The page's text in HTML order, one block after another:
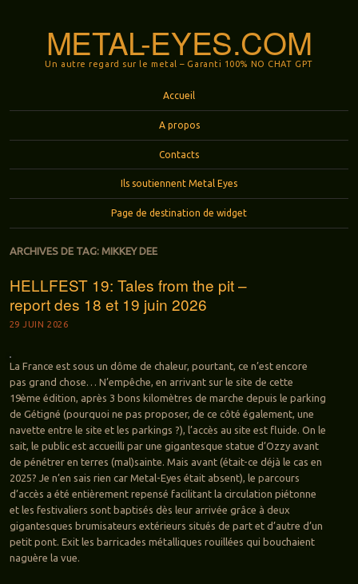
METAL-EYES.COM
Un autre regard sur le metal – Garanti 100% NO CHAT GPT
Accueil
A propos
Contacts
Ils soutiennent Metal Eyes
Page de destination de widget
ARCHIVES DE TAG: MIKKEY DEE
HELLFEST 19: Tales from the pit –
report des 18 et 19 juin 2026
29 JUIN 2026
La France est sous un dôme de chaleur, pourtant, ce n’est encore
pas grand chose… N’empêche, en arrivant sur le site de cette
19ème édition, après 3 bons kilomètres de marche depuis le parking
de Gétigné (pourquoi ne pas proposer, de ce côté également, une
navette entre le site et les parkings ?), l’accès au site est fluide. On le
sait, le public est accueilli par une gigantesque statue d’Ozzy avant
de pénétrer en terres (mal)sainte. Mais avant (était-ce déjà le cas en
2025? Je n’en sais rien car Metal-Eyes était absent), le parcours
d’accès a été entièrement repensé facilitant la circulation piétonne
et les festivaliers sont baptisés dès leur arrivée grâce à deux
gigantesques brumisateurs extérieurs situés de part et d’autre d’un
petit pont. Exit les barricades métalliques rouillées qui bouchaient
naguère la vue.